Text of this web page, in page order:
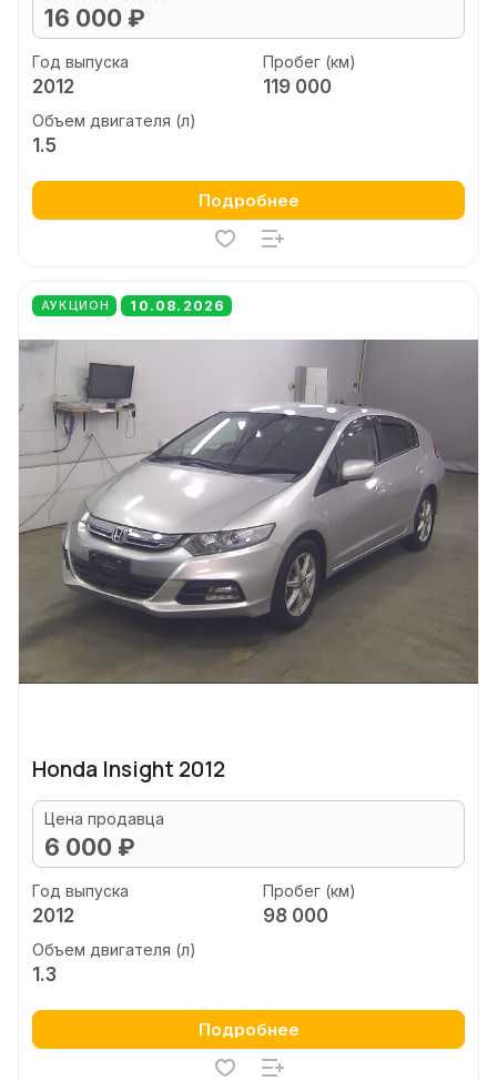
16 000 ₽
Год выпуска
2012
Пробег (км)
119 000
Объем двигателя (л)
1.5
Подробнее
АУКЦИОН 10.08.2026
Honda Insight 2012
Цена продавца
6 000 ₽
Год выпуска
2012
Пробег (км)
98 000
Объем двигателя (л)
1.3
Подробнее